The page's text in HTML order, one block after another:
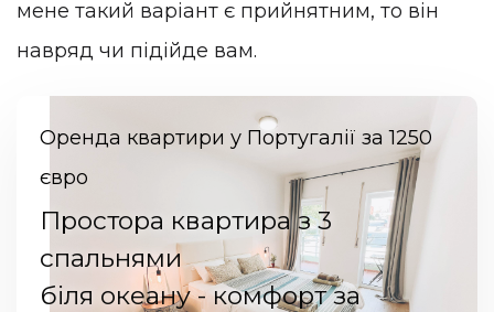
мене такий варіант є прийнятним, то він
навряд чи підійде вам.
Оренда квартири у Португалії за 1250
євро
Простора квартира з 3
спальнями
біля океану - комфорт за